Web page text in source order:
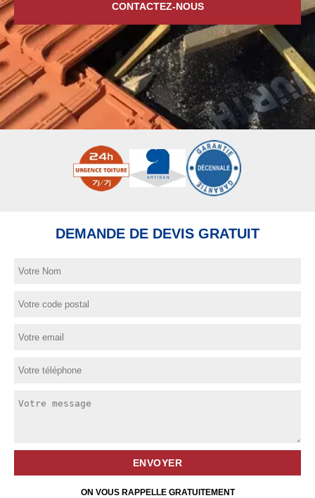
CONTACTEZ-NOUS
DEMANDE DE DEVIS GRATUIT
ON VOUS RAPPELLE GRATUITEMENT